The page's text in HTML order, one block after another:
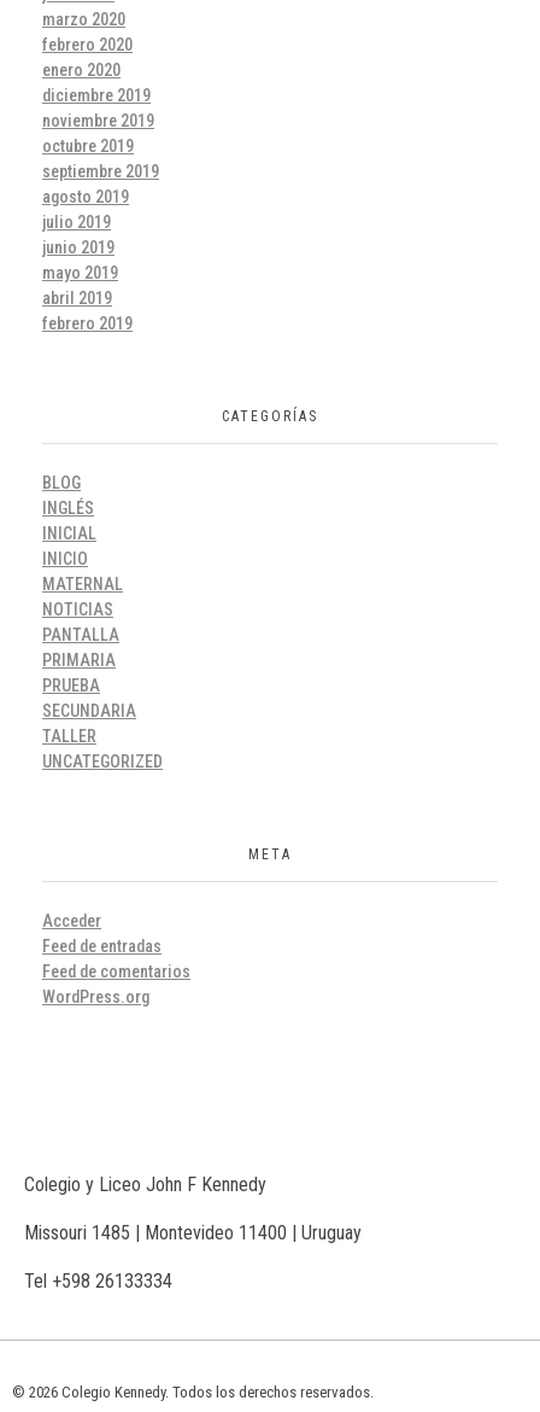
marzo 2020
febrero 2020
enero 2020
diciembre 2019
noviembre 2019
octubre 2019
septiembre 2019
agosto 2019
julio 2019
junio 2019
mayo 2019
abril 2019
febrero 2019
CATEGORÍAS
BLOG
INGLÉS
INICIAL
INICIO
MATERNAL
NOTICIAS
PANTALLA
PRIMARIA
PRUEBA
SECUNDARIA
TALLER
UNCATEGORIZED
META
Acceder
Feed de entradas
Feed de comentarios
WordPress.org
Colegio y Liceo John F Kennedy
Missouri 1485 | Montevideo 11400 | Uruguay
Tel +598 26133334
© 2026 Colegio Kennedy. Todos los derechos reservados.